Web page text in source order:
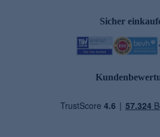
Sicher